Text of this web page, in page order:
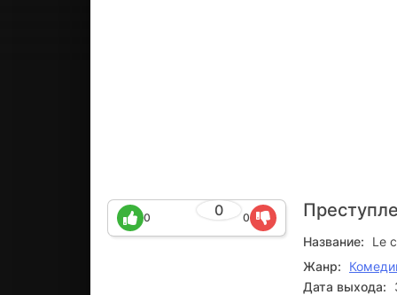
0
0 0
Название: Le
Жанр:
Дата выхода: